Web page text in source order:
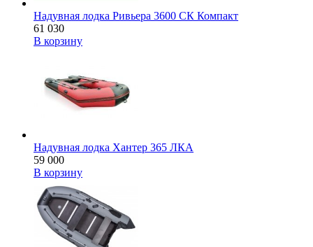
Надувная лодка Ривьера 3600 СК Компакт
61 030
В корзину
Надувная лодка Хантер 365 ЛКА
59 000
В корзину